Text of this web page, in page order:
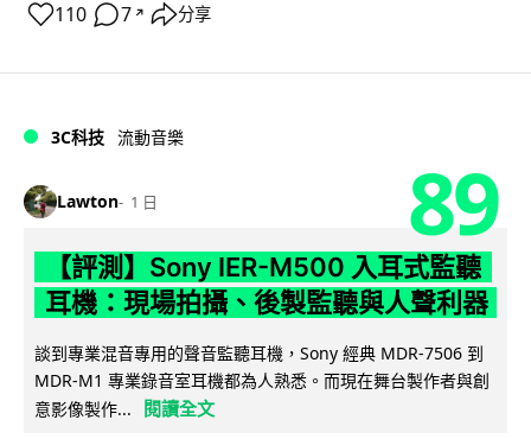
110 7 ↗ 分享
3C科技 流動音樂
Lawton 1 日 89
【評測】Sony IER-M500 入耳式監聽
耳機：現場拍攝、後製監聽與人聲利器
談到專業混音專用的聲音監聽耳機，Sony 經典 MDR-7506 到
MDR-M1 專業錄音室耳機都為人熟悉。而現在舞台製作者與創
意影像製作...
閱讀全文